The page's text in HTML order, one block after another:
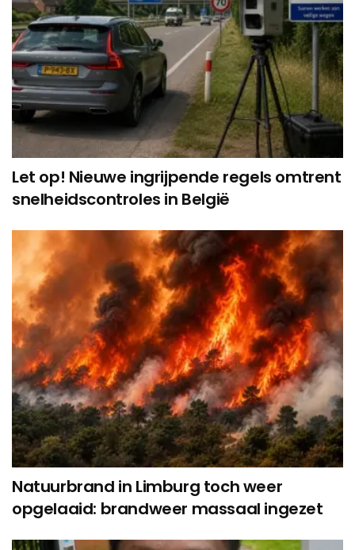
Let op! Nieuwe ingrijpende regels omtrent
snelheidscontroles in België
Natuurbrand in Limburg toch weer
opgelaaid: brandweer massaal ingezet